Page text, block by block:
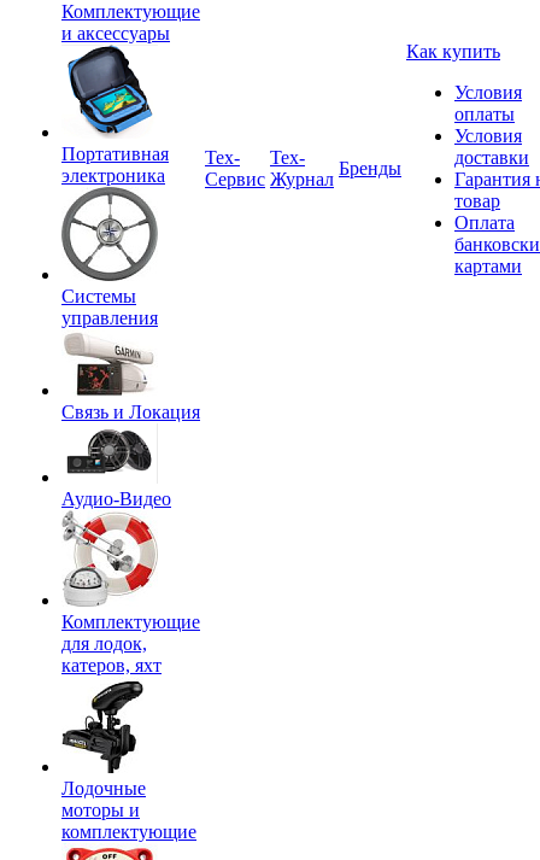
Комплектующие
и аксессуары
Портативная
электроника
Системы
управления
Связь и Локация
Аудио-Видео
Комплектующие
для лодок,
катеров, яхт
Лодочные
моторы и
комплектующие
Tex-
Сервис
Тех-
Журнал
Бренды
Как купить
Условия
оплаты
Условия
доставки
Гарантия
товар
Оплата
картами